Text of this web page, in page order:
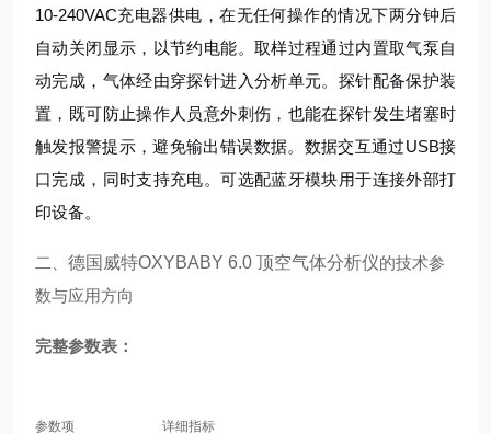
10-240VAC充电器供电，在无任何操作的情况下两分钟后
自动关闭显示，以节约电能。取样过程通过内置取气泵自
动完成，气体经由穿探针进入分析单元。探针配备保护装
置，既可防止操作人员意外刺伤，也能在探针发生堵塞时
触发报警提示，避免输出错误数据。数据交互通过USB接
口完成，同时支持充电。可选配蓝牙模块用于连接外部打
印设备。
二、 德国威特OXYBABY 6.0 顶空气体分析仪的技术参
数与应用方向
完整参数表：
参数项 详细指标